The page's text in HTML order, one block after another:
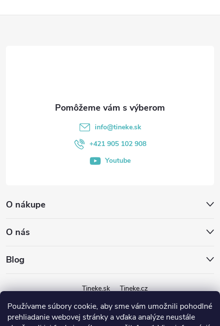
Používame súbory cookie, aby sme vám umožnili pohodlné
prehliadanie webovej stránky a vďaka analýze neustále
O nákupe
O nás
Blog
info@tineke.sk
+421 905 102 908
Youtube
Tineke.sk Tineke.cz